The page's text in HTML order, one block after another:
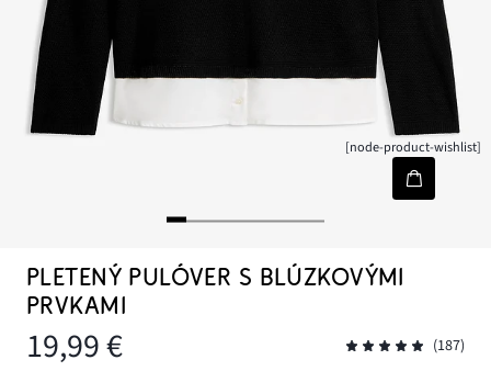
[node-product-wishlist]
PLETENÝ PULÓVER S BLÚZKOVÝMI
PRVKAMI
19,99 € (187)